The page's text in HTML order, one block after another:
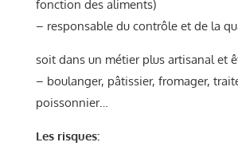
fonction des aliments)
– responsable du contrôle et de la
soit dans un métier plus artisanal et
– boulanger, pâtissier, fromager,
poissonnier…
Les risques: